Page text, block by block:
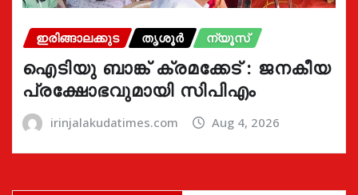
ഇരിങ്ങാലക്കുട തൃശൂർ ന്യൂസ്
ഐടിയു ബാങ്ക് ക്രമക്കേട് : ജനകീയ
പ്രക്ഷോഭവുമായി സിപിഎം
irinjalakudatimes.com Aug 4, 2026